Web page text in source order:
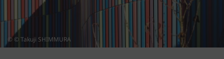
© © Takuji SHIMMURA